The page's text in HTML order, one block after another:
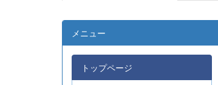
メニュー
トップページ